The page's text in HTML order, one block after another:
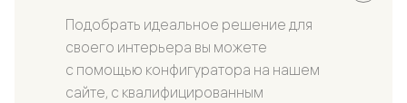
Подобрать идеальное решение для
своего интерьера вы можете
с помощью конфигуратора на нашем
сайте, с квалифицированным